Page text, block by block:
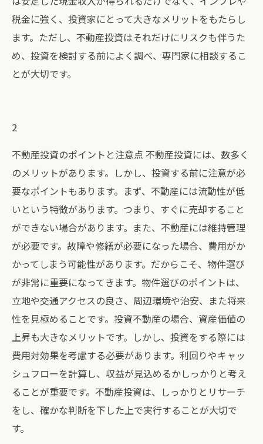
税金に強く、投資家にとって大きなメリットをもたらし
ます。ただし、不動産投資はそれだけにリスクも伴うた
め、投資を検討する前によく調べ、専門家に相談するこ
とが大切です。
2
不動産投資のポイントと注意点 不動産投資には、数多く
のメリットがあります。しかし、投資する前に注意が必
要なポイントもあります。まず、不動産には流動性が低
いという特徴があります。つまり、すぐに売却すること
ができない場合があります。また、不動産には維持管理
が必要です。故障や修繕が必要になった場合、費用がか
かってしまう可能性があります。だからこそ、物件選び
が非常に重要になってきます。物件選びのポイントは、
立地や交通アクセスの良さ、周辺環境や治安、また将来
性を見極めることです。投資不動産の場合、資産価値の
上昇も大きなメリットです。しかし、投資をする際には
費用対効果を考慮する必要があります。利回りやキャッ
シュフローを計算し、収益が見込めるかしっかりと考え
ることが重要です。不動産投資は、しっかりとリサーチ
をし、確かな判断を下した上で実行することが大切で
す。